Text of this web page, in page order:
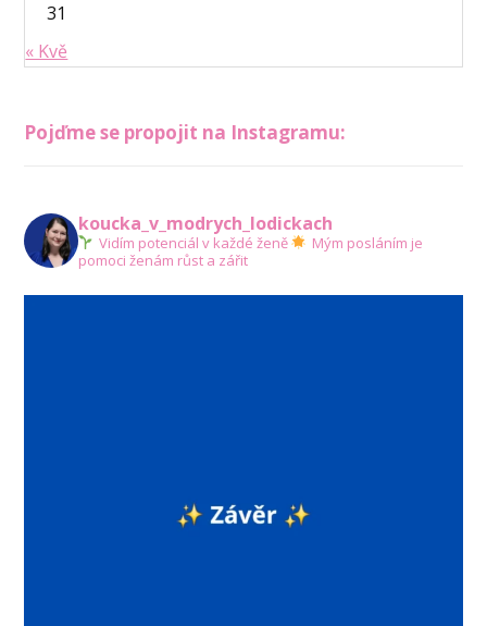
31
« Kvě
Pojďme se propojit na Instagramu:
koucka_v_modrych_lodickach
Vidím potenciál v každé ženě
Mým posláním je
pomoci ženám růst a zářit